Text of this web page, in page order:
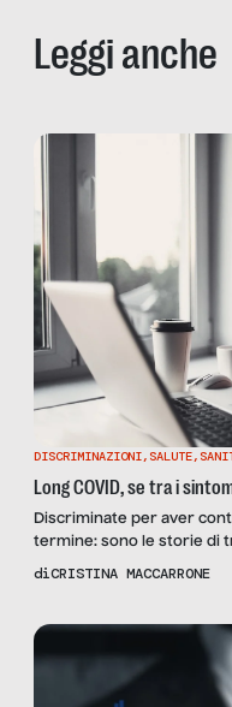
Leggi anche
DISCRIMINAZIONI, SALUTE,
Long COVID, se tra i
Discriminate per aver
termine: sono le storie di
stare meglio, devono dire
diCRISTINA MACCARRONE